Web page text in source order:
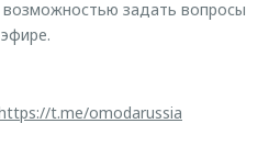
задать вопросы
t.me/omodarussia